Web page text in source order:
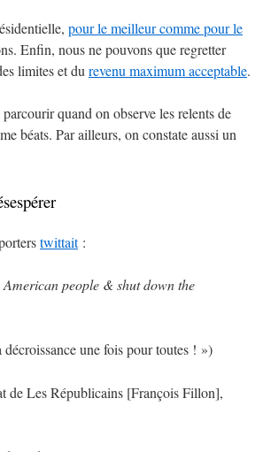
pour le meilleur comme pour le
Enfin, nous ne pouvons que regretter
limites et du revenu maximum acceptable.
quand on observe les relents de
béats. Par ailleurs, on constate aussi un
twittait:
people & shut down the
une fois pour toutes ! »)
de Les Républicains [François Fillon],